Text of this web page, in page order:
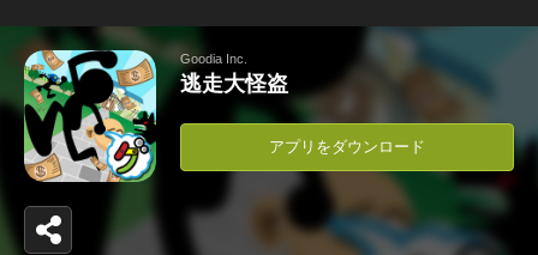
Goodia Inc.
逃走大怪盗
アプリをダウンロード